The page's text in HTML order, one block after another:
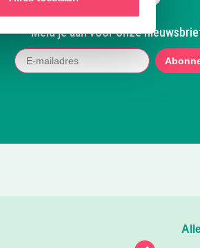
Meld je aan voor onze